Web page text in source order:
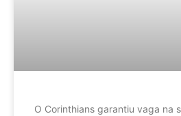
O Corinthians garantiu vaga na